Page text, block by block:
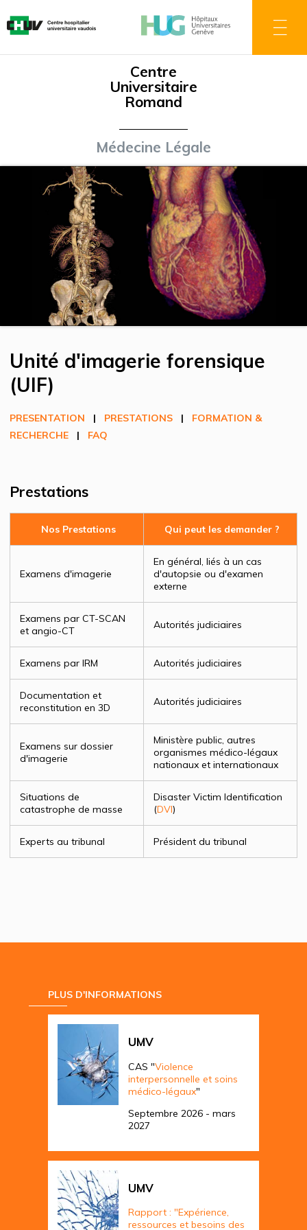
au
contenu
Centre
Universitaire
Romand
Médecine Légale
Unité d'imagerie forensique
(UIF)
PRESENTATION | PRESTATIONS | FORMATION &
RECHERCHE | FAQ
Prestations
Nos Prestations Qui peut les demander ?
Examens d'imagerie
En général, liés à un cas
d'autopsie ou d'examen
externe
Examens par CT-SCAN
et angio-CT
Autorités judiciaires
Examens par IRM Autorités judiciaires
Documentation et
reconstitution en 3D
Autorités judiciaires
Examens sur dossier
d'imagerie
Ministère public, autres
organismes médico-légaux
nationaux et internationaux
Situations de
catastrophe de masse
Disaster Victim Identification
(DVI)
Experts au tribunal Président du tribunal
PLUS D'INFORMATIONS
UMV
CAS "Violence
interpersonnelle et soins
médico-légaux"
Septembre 2026 - mars
2027
UMV
Rapport : "Expérience,
ressources et besoins des